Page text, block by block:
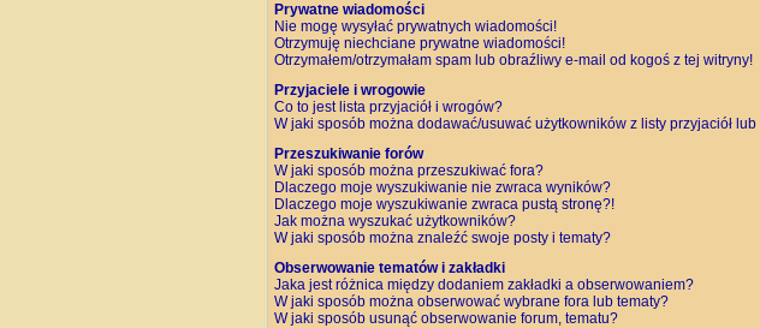
Prywatne wiadomości
Nie mogę wysyłać prywatnych wiadomości!
Otrzymuję niechciane prywatne wiadomości!
Otrzymałem/otrzymałam spam lub obraźliwy e-mail od kogoś z tej witryny!
Przyjaciele i wrogowie
Co to jest lista przyjaciół i wrogów?
W jaki sposób można dodawać/usuwać użytkowników z listy przyjaciół
Przeszukiwanie forów
W jaki sposób można przeszukiwać fora?
Dlaczego moje wyszukiwanie nie zwraca wyników?
Dlaczego moje wyszukiwanie zwraca pustą stronę?!
Jak można wyszukać użytkowników?
W jaki sposób można znaleźć swoje posty i tematy?
Obserwowanie tematów i zakładki
Jaka jest różnica między dodaniem zakładki a obserwowaniem?
W jaki sposób można obserwować wybrane fora lub tematy?
W jaki sposób usunąć obserwowanie forum, tematu?